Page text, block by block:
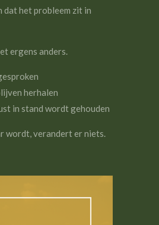
dat het probleem zit in
ergens anders.
herhalen
in stand wordt gehouden
wordt, verandert er niets.